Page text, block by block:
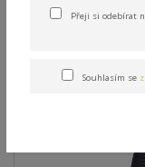
Přeji si odebírat
Souhlasím se